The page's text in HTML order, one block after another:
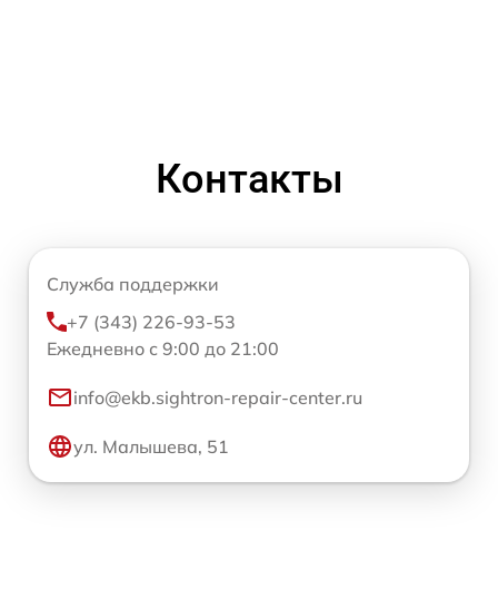
Контакты
Служба поддержки
+7 (343) 226-93-53
Ежедневно с 9:00 до 21:00
info@ekb.sightron-repair-center.ru
ул. Малышева, 51